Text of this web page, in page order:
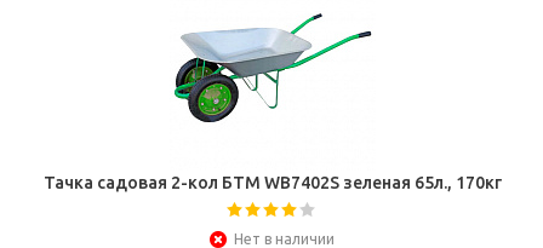
Тачка садовая 2-кол БТМ WB7402S зеленая 65л., 170кг
Нет в наличии